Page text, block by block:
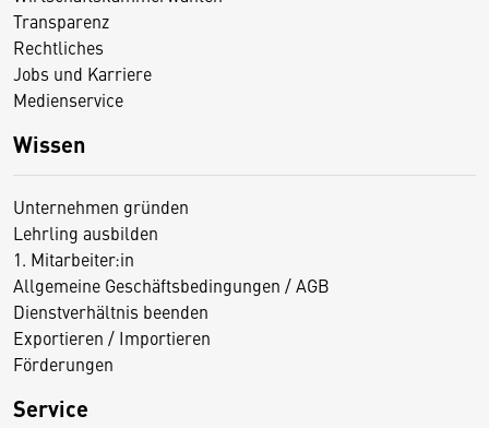
Transparenz
Rechtliches
Jobs und Karriere
Medienservice
Wissen
Unternehmen gründen
Lehrling ausbilden
1. Mitarbeiter:in
Allgemeine Geschäftsbedingungen / AGB
Dienstverhältnis beenden
Exportieren / Importieren
Förderungen
Service